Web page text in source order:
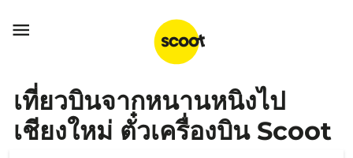

เที่ยวบินจากหนานหนิงไป
เชียงใหม่ ตั๋วเครื่องบิน Scoot